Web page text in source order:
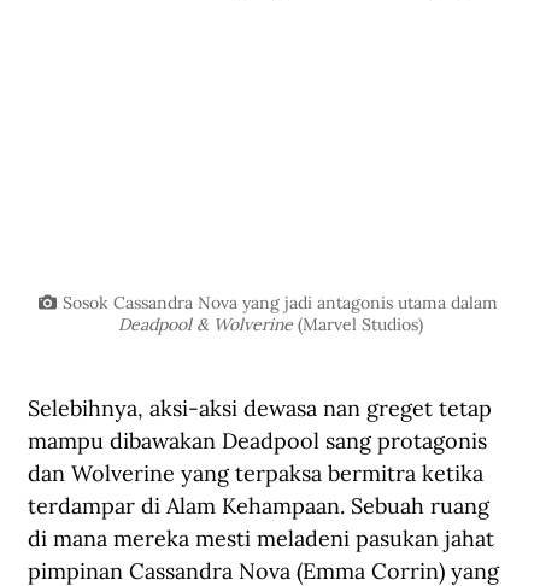
Sosok Cassandra Nova yang jadi antagonis utama dalam
Deadpool & Wolverine (Marvel Studios)
Selebihnya, aksi-aksi dewasa nan greget tetap
mampu dibawakan Deadpool sang protagonis
dan Wolverine yang terpaksa bermitra ketika
terdampar di Alam Kehampaan. Sebuah ruang
di mana mereka mesti meladeni pasukan jahat
pimpinan Cassandra Nova (Emma Corrin) yang